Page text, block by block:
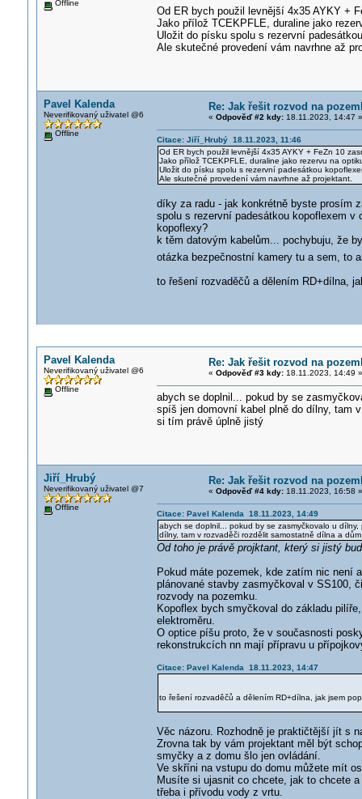
Offline
Od ER bych použil levnější 4x35 AYKY +
Jako přílož TCEKPFLE, duraline jako
Uložit do písku spolu s rezervní
Ale skutečné provedení vám navrhne až
Pavel Kalenda
Neverifikovaný uživatel @6
Offline
Re: Jak řešit rozvod na
« Odpověď #2 kdy:18.11.2023, 14:47 »
Citace: Jiří_Hrubý 18.11.2023, 11:46
Od ER bych použil levnější 4x35 AYKY + FeZn 10
Jako přílož TCEKPFLE, duraline jako rezervu na
Uložit do písku spolu s rezervní padesátkou
Ale skutečné provedení vám navrhne až projektant.
díky za radu - jak konkrétně byste prosím
spolu s rezervní padesátkou kopoflexem
kopoflexy?
k těm datovým kabelům... pochybuju, že
otázka bezpečnostní kamery tu a sem, to
to řešení rozvaděčů a dělením RD+dílna,
Pavel Kalenda
Neverifikovaný uživatel @6
Offline
Re: Jak řešit rozvod na
« Odpověď #3 kdy:18.11.2023, 14:49 »
abych se doplnil... pokud by se
spíš jen domovní kabel plně do dílny, tam
si tím právě úplně jistý
Jiří_Hrubý
Neverifikovaný uživatel @7
Offline
Re: Jak řešit rozvod na
« Odpověď #4 kdy:18.11.2023, 16:58 »
Citace: Pavel Kalenda 18.11.2023, 14:49
abych se doplnil... pokud by se zasmyčkovalo u
dílny, tam v rozvaděči rozdělit samostatně dílna a
Od toho je právě projktant, který si jistý
Pokud máte pozemek, kde zatím nic není
plánované stavby zasmyčkoval v SS100,
rozvody na pozemku.
Kopoflex bych smyčkoval do základu
elektroměru.
O optice píšu proto, že v současnosti
rekonstrukcích nn mají přípravu u
Citace: Pavel Kalenda 18.11.2023, 14:47
to řešení rozvaděčů a dělením RD+dílna, jak jsem
Věc názoru. Rozhodně je praktičtější jít s
Zrovna tak by vám projektant měl být
smyčky a z domu šlo jen ovládání.
Ve skříni na vstupu do domu můžete mít
Musíte si ujasnit co chcete, jak to chcete
třeba i přívodu vody z vrtu.